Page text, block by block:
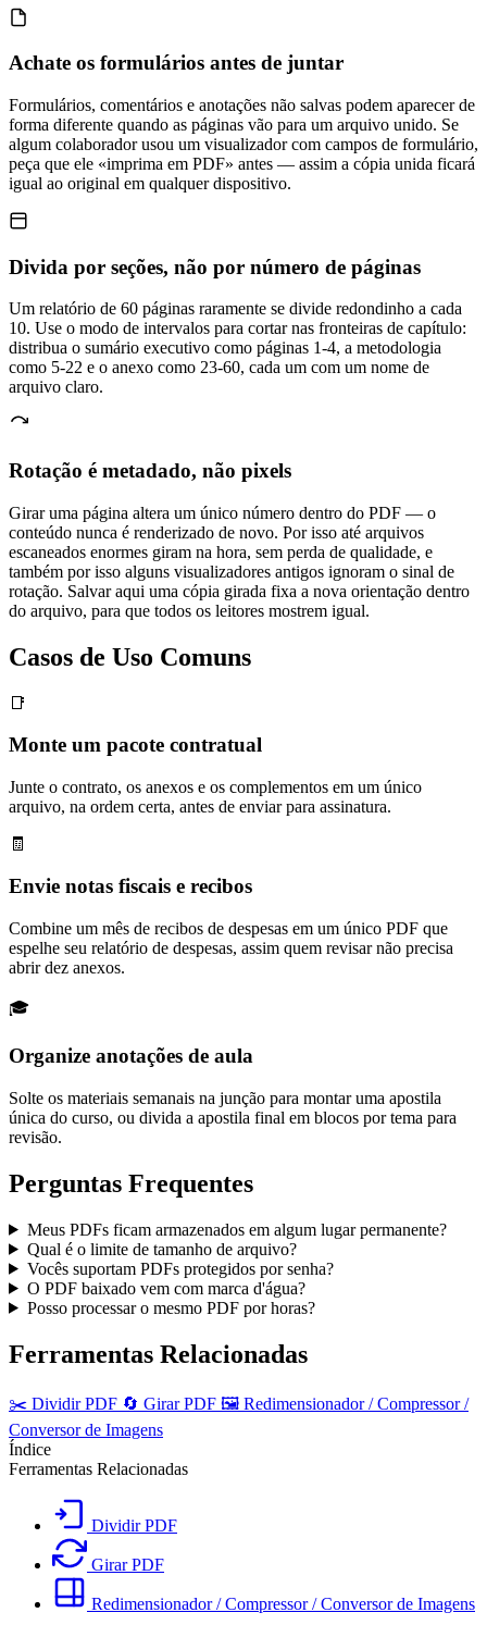
Achate os formulários antes de juntar
Formulários, comentários e anotações não salvas podem aparecer de
forma diferente quando as páginas vão para um arquivo unido. Se
algum colaborador usou um visualizador com campos de formulário,
peça que ele «imprima em PDF» antes — assim a cópia unida ficará
igual ao original em qualquer dispositivo.
Divida por seções, não por número de páginas
Um relatório de 60 páginas raramente se divide redondinho a cada
10. Use o modo de intervalos para cortar nas fronteiras de capítulo:
distribua o sumário executivo como páginas 1-4, a metodologia
como 5-22 e o anexo como 23-60, cada um com um nome de
arquivo claro.
Rotação é metadado, não pixels
Girar uma página altera um único número dentro do PDF — o
conteúdo nunca é renderizado de novo. Por isso até arquivos
escaneados enormes giram na hora, sem perda de qualidade, e
também por isso alguns visualizadores antigos ignoram o sinal de
rotação. Salvar aqui uma cópia girada fixa a nova orientação dentro
do arquivo, para que todos os leitores mostrem igual.
Casos de Uso Comuns
📑
Monte um pacote contratual
Junte o contrato, os anexos e os complementos em um único
arquivo, na ordem certa, antes de enviar para assinatura.
🧾
Envie notas fiscais e recibos
Combine um mês de recibos de despesas em um único PDF que
espelhe seu relatório de despesas, assim quem revisar não precisa
abrir dez anexos.
🎓
Organize anotações de aula
Solte os materiais semanais na junção para montar uma apostila
única do curso, ou divida a apostila final em blocos por tema para
revisão.
Perguntas Frequentes
Meus PDFs ficam armazenados em algum lugar permanente?
Qual é o limite de tamanho de arquivo?
Vocês suportam PDFs protegidos por senha?
O PDF baixado vem com marca d'água?
Posso processar o mesmo PDF por horas?
Ferramentas Relacionadas
✂️ Dividir PDF 🔄 Girar PDF 🖼️ Redimensionador / Compressor /
Conversor de Imagens
Índice
Ferramentas Relacionadas
Dividir PDF
Girar PDF
Redimensionador / Compressor / Conversor de Imagens